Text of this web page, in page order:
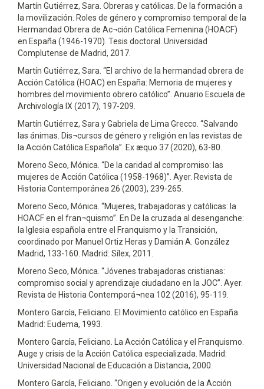
Martín Gutiérrez, Sara. Obreras y católicas. De la formación a
la movilización. Roles de género y compromiso temporal de la
Hermandad Obrera de Ac¬ción Católica Femenina (HOACF)
en España (1946-1970). Tesis doctoral. Universidad
Complutense de Madrid, 2017.
Martín Gutiérrez, Sara. “El archivo de la hermandad obrera de
Acción Católica (HOAC) en España: Memoria de mujeres y
hombres del movimiento obrero católico”. Anuario Escuela de
Archivología IX (2017), 197-209.
Martín Gutiérrez, Sara y Gabriela de Lima Grecco. “Salvando
las ánimas. Dis¬cursos de género y religión en las revistas de
la Acción Católica Española”. Ex æquo 37 (2020), 63-80.
Moreno Seco, Mónica. “De la caridad al compromiso: las
mujeres de Acción Católica (1958-1968)”. Ayer. Revista de
Historia Contemporánea 26 (2003), 239-265.
Moreno Seco, Mónica. “Mujeres, trabajadoras y católicas: la
HOACF en el fran¬quismo”. En De la cruzada al desenganche:
la Iglesia española entre el Franquismo y la Transición,
coordinado por Manuel Ortiz Heras y Damián A. González
Madrid, 133-160. Madrid: Sílex, 2011.
Moreno Seco, Mónica. “Jóvenes trabajadoras cristianas:
compromiso social y aprendizaje ciudadano en la JOC”. Ayer.
Revista de Historia Contemporá¬nea 102 (2016), 95-119.
Montero García, Feliciano. El Movimiento católico en España.
Madrid: Eudema, 1993.
Montero García, Feliciano. La Acción Católica y el Franquismo.
Auge y crisis de la Acción Católica especializada. Madrid:
Universidad Nacional de Educación a Distancia, 2000.
Montero García, Feliciano. “Origen y evolución de la Acción